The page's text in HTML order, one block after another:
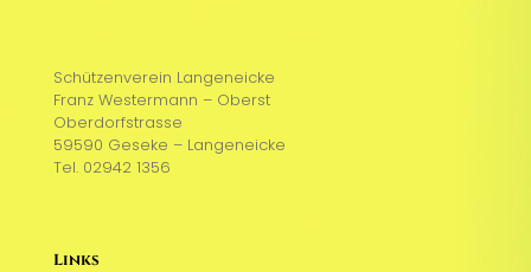
Schützenverein Langeneicke
Franz Westermann – Oberst
Oberdorfstrasse
59590 Geseke – Langeneicke
Tel. 02942 1356
Links